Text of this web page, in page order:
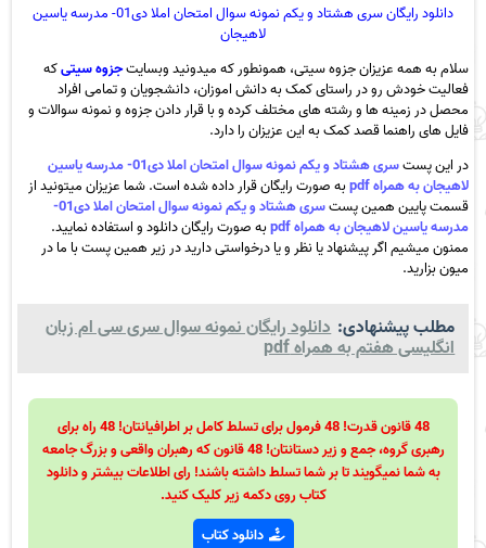
دانلود رایگان سری هشتاد و یکم نمونه سوال امتحان املا دی01- مدرسه یاسین
لاهیجان
سلام به همه عزیزان جزوه سیتی، همونطور که میدونید وبسایتجزوه سیتیکه
فعالیت خودش رو در راستای کمک به دانش اموزان، دانشجویان و تمامی افراد
محصل در زمینه ها و رشته های مختلف کرده و با قرار دادن جزوه و نمونه سوالات و
فایل های راهنما قصد کمک به این عزیزان را دارد.
در این پست
سری هشتاد و یکم نمونه سوال امتحان املا دی01- مدرسه یاسین
لاهیجان به همراه pdf
به صورت رایگان قرار داده شده است. شما عزیزان میتونید از
قسمت پایین همین پست
سری هشتاد و یکم نمونه سوال امتحان املا دی01-
مدرسه یاسین لاهیجان به همراه pdf
به صورت رایگان دانلود و استفاده نمایید.
ممنون میشیم اگر پیشنهاد یا نظر و یا درخواستی دارید در زیر همین پست با ما در
میون بزارید.
مطلب پیشنهادی: دانلود رایگان نمونه سوال سری سی ام زبان
انگلیسی هفتم به همراه pdf
48 قانون قدرت! 48 فرمول برای تسلط کامل بر اطرافیانتان! 48 راه برای
رهبری گروه، جمع و زیر دستانتان! 48 قانون که رهبران واقعی و بزرگ جامعه
به شما نمیگویند تا بر شما تسلط داشته باشند! رای اطلاعات بیشتر و دانلود
کتاب روی دکمه زیر کلیک کنید.
دانلود کتاب